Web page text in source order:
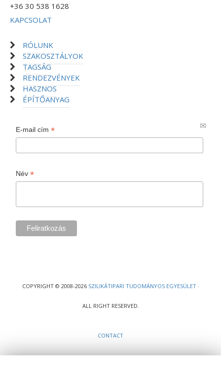
+36 30 538 1628
KAPCSOLAT
RÓLUNK
SZAKOSZTÁLYOK
TAGSÁG
RENDEZVÉNYEK
HASZNOS
ÉPÍTŐANYAG
E-mail cím*
Név*
COPYRIGHT © 2008-2026 SZILIKÁTIPARI TUDOMÁNYOS EGYESÜLET·
ALL RIGHT RESERVED.
CONTACT